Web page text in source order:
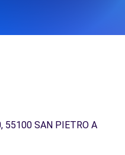
55100 SAN PIETRO A